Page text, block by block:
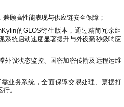
顾高性能表现与供应链安全保障；
的GLOS衍生版本，通过精简冗余组
系统启动速度显著提升与外设毫秒级响应
外设状态监控、国密加密传输及远程运维
靠业务系统，全面保障交易处理、票据打
。